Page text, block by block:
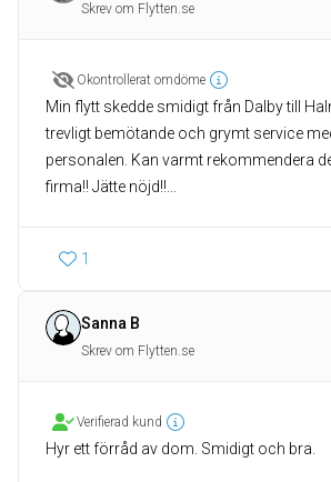
Skrev om Flytten.se
Okontrollerat omdöme
Min flytt skedde smidigt från Dalby till
trevligt bemötande och grymt service
personalen. Kan varmt rekommendera
firma!! Jätte nöjd!!...
1
Sanna B
Skrev om Flytten.se
Verifierad kund
Hyr ett förråd av dom. Smidigt och bra.